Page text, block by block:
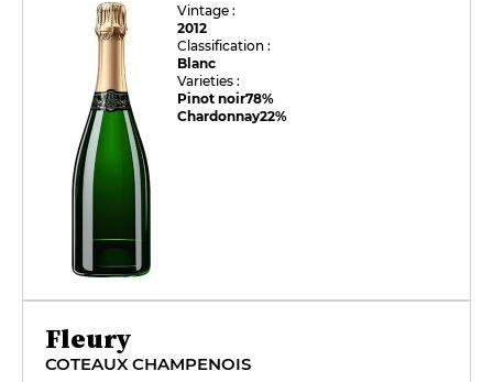
Vintage :
2012
Classification :
Blanc
Varieties :
Pinot noir78%
Chardonnay22%
Fleury
COTEAUX CHAMPENOIS